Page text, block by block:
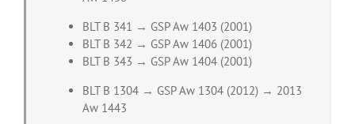
BLT B 341 → GSP Aw 1403 (2001)
BLT B 342 → GSP Aw 1406 (2001)
BLT B 343 → GSP Aw 1404 (2001)
BLT B 1304 → GSP Aw 1304 (2012) → 2013
Aw 1443